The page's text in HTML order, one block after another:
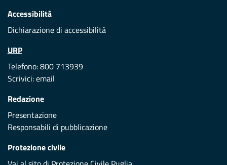
Accessibilità
Dichiarazione di accessibilità
URP
Telefono: 800 713939
Scrivici:email
Redazione
Presentazione
Responsabili di pubblicazione
Protezione civile